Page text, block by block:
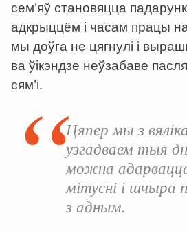
сем’яў становяцца
адкрыццём і часам працы
мы доўга не цягнулі і
ва ўікэндзе неўзабаве
сям’і.
Цяпер мы з
узгадваем тыя
можна
мітусні і шчыра
з адным.